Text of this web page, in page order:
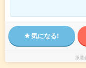
気になる!
派遣